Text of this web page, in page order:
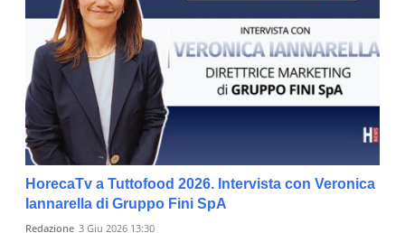
HorecaTv a Tuttofood 2026. Intervista con Veronica
Iannarella di Gruppo Fini SpA
Redazione 3 Giu 2026 13:30